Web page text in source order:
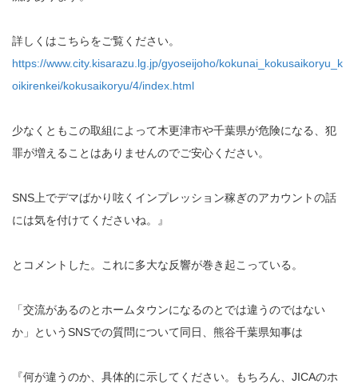
詳しくはこちらをご覧ください。
https://www.city.kisarazu.lg.jp/gyoseijoho/kokunai_kokusaikoryu_k
oikirenkei/kokusaikoryu/4/index.html
少なくともこの取組によって木更津市や千葉県が危険になる、犯
罪が増えることはありませんのでご安心ください。
SNS上でデマばかり呟くインプレッション稼ぎのアカウントの話
には気を付けてくださいね。』
とコメントした。これに多大な反響が巻き起こっている。
「交流があるのとホームタウンになるのとでは違うのではない
か」というSNSでの質問について同日、熊谷千葉県知事は
『何が違うのか、具体的に示してください。もちろん、JICAのホ